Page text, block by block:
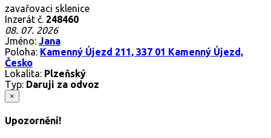
zavařovaci sklenice
Inzerát č. 248460
08. 07. 2026
Jméno: Jana
Poloha: Kamenný Újezd 211, 337 01 Kamenný Újezd,
Česko
Lokalita: Plzeňský
Typ: Daruji za odvoz
×
Upozornění!